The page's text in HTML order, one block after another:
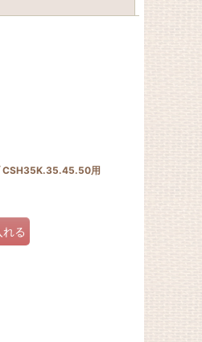
CSH35K.35.45.50用
る